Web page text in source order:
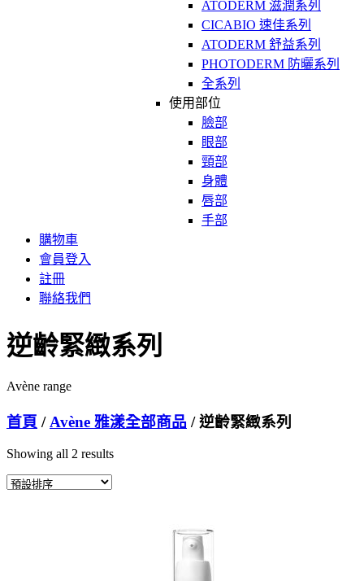
ATODERM 滋潤系列
CICABIO 速佳系列
ATODERM 舒益系列
PHOTODERM 防曬系列
全系列
使用部位
臉部
眼部
頸部
身體
唇部
手部
購物車
會員登入
註冊
聯絡我們
逆齡緊緻系列
Avène range
首頁 / Avène 雅漾全部商品 / 逆齡緊緻系列
Showing all 2 results